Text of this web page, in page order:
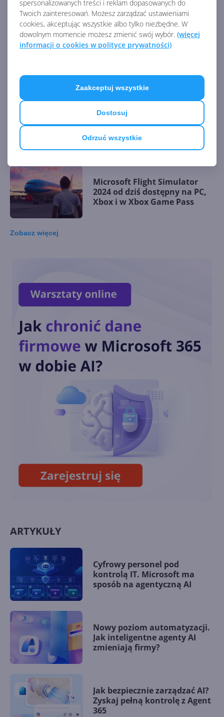
spersonalizowanych treści i reklam dopasowanych do
Twoich zainteresowań. Możesz zarządzać ustawieniami
cookies, akceptując wszystkie albo tylko niezbędne. W
dowolnym momencie możesz zmienić swój wybór. (więcej
informacji o cookies w polityce prywatności)
Odrzuć wszystkie
Dostosuj
Zaakceptuj wszystkie
streamować własne gry
S.T.A.L.K.E.R. 2: Heart of
Chornobyl od dziś w Xbox
Game Pass
Microsoft Flight Simulator
2024 od dziś dostępny na PC,
Xbox i w Xbox Game Pass
Xbox na Windows
Call of Duty: Black Ops 6 od
Pass
Zagramy w posiadane gry w
ramach Xbox Cloud Gaming
Zobacz więcej
ARTYKUŁY
Cyfrowy personel pod
kontrolą IT. Microsoft ma
sposób na agentyczną AI
Nowy poziom automatyzacji.
Jak inteligentne agenty AI
zmieniają firmy?
Jak bezpiecznie zarządzać AI?
Zyskaj pełną kontrolę z Agent
365